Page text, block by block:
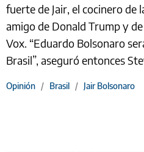
fuerte de Jair, el cocinero de
amigo de Donald Trump y
Vox. “Eduardo Bolsonaro
Brasil”, aseguró entonces
Opinión / Brasil / Jair Bolsonaro